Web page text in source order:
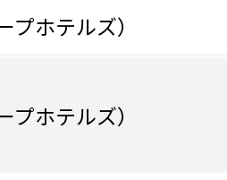
ホテルズ）
ホテルズ）